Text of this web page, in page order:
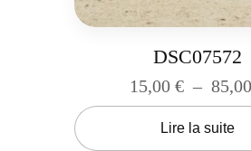
DSC07572
15,00€ –
Lire la suite